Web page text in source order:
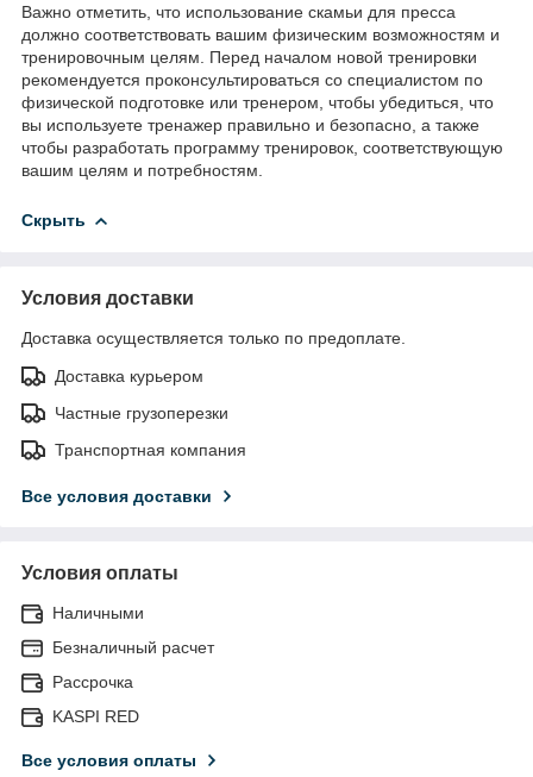
Важно отметить, что использование скамьи для пресса
должно соответствовать вашим физическим возможностям и
тренировочным целям. Перед началом новой тренировки
рекомендуется проконсультироваться со специалистом по
физической подготовке или тренером, чтобы убедиться, что
вы используете тренажер правильно и безопасно, а также
чтобы разработать программу тренировок, соответствующую
вашим целям и потребностям.
Скрыть
Условия доставки
Доставка осуществляется только по предоплате.
Доставка курьером
Частные грузоперезки
Транспортная компания
Все условия доставки
Условия оплаты
Наличными
Безналичный расчет
Рассрочка
KASPI RED
Все условия оплаты